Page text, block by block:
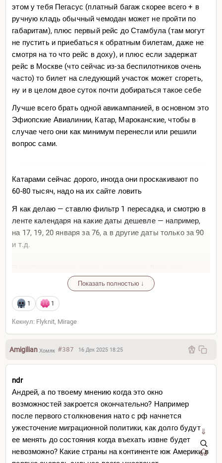
этом у тебя Пегасус (платный багаж скорее всего + в
ручную кладь обычный чемодан может не пройти по
габаритам), плюс первый рейс до Стамбула (там могут
не пустить и приебаться к обратным билетам, даже не
смотря на то что рейс в доху), и плюс если задержат
рейс в Москве (что сейчас из-за беспилотников очень
часто) то билет на следующий участок может сгореть,
ну и в целом двое суток почти добираться такое себе
Лучше всего брать одной авикампанией, в основном это
Эфиопские Авиалинии, Катар, Мароканские, чтобы в
случае чего они как минимум перенесли или решили
вопрос сами.
Катарами сейчас дорого, иногда они проскакивают по
60-80 тысяч, надо на их сайте ловить
Я как делаю — ставлю фильтр 1 пересадка, и смотрю в
ленте календаря на какие даты дешевле — например,
на 17, 19, 20 января за 76, а в другие даты только за 90
и т.д.
Касабланки, но по факту дешевле не получается все
равно, так что лучше одной компанией. Главное
Туркишами не брать и вообще избегать Стамбул как
Показать полностью ↓
1 1
Кекнул: Flyknit, Mirage
AmigilianХомяк #387 16 Дек 2025 18:25
ndr
Андрей, а по твоему мнению когда это окно
возможностей закроется окончательно? Например
после первого столкновения нато с рф начнется
ужесточение миграционной политики, как долго будут
ее менять до состояния когда въехать извне будет
невозможно? Какие страны на континенте юж Америки в
⇓